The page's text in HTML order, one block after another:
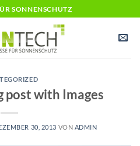
SONNENSCHUTZ
post with Images
30, 2013 VON ADMIN